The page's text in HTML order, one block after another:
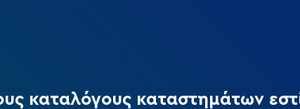
καταλόγους καταστημάτων